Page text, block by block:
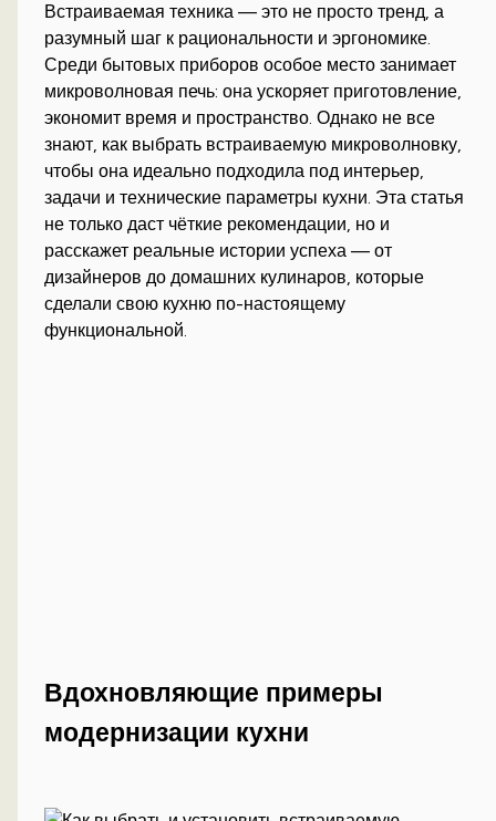
Встраиваемая техника — это не просто тренд, а
разумный шаг к рациональности и эргономике.
Среди бытовых приборов особое место занимает
микроволновая печь: она ускоряет приготовление,
экономит время и пространство. Однако не все
знают, как выбрать встраиваемую микроволновку,
чтобы она идеально подходила под интерьер,
задачи и технические параметры кухни. Эта статья
не только даст чёткие рекомендации, но и
расскажет реальные истории успеха — от
дизайнеров до домашних кулинаров, которые
сделали свою кухню по-настоящему
функциональной.
Вдохновляющие примеры
модернизации кухни